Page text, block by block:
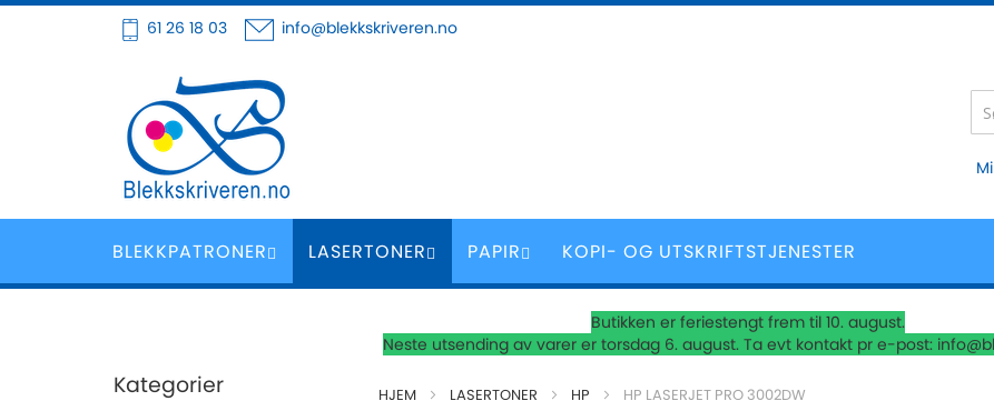
Hoppe
innhold
61 26 18 03 info@blekkskriveren.no
BLEKKPATRONER LASERTONER PAPIR KOPI- OG UTSKRIFTSTJENESTER
Butikken er feriestengt frem til 10. august.
Neste utsending av varer er torsdag 6. august. Ta evt kontakt pr e-post:
HJEM LASERTONER HP HP LASERJET PRO 3002DW
Kategorier